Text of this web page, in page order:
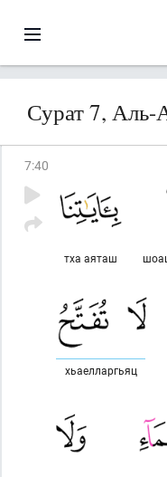
Сурат 7,
7:40
тха аяташ
хьаелларгьяц